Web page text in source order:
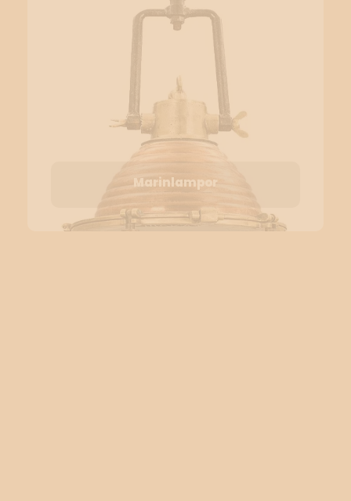
Marinlampor